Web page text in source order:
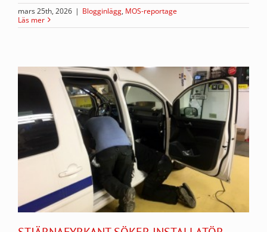
mars 25th, 2026 | Blogginlägg, MOS-reportage
Läs mer